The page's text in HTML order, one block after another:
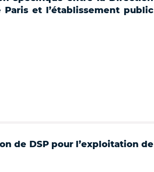
et l’établissement public
de DSP pour l’exploitation de